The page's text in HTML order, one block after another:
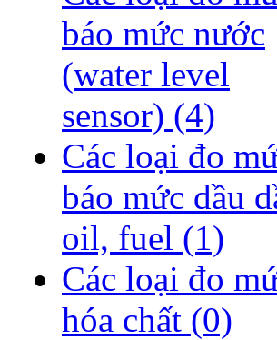
báo mức nước
(water level
sensor) (4)
Các loại đo
báo mức dầu
oil, fuel (1)
Các loại đo
hóa chất (0)